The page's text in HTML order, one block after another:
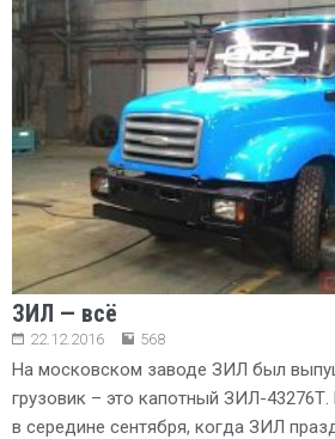
ЗИЛ — всё
22.12.2016 568
На московском заводе ЗИЛ был
грузовик – это капотный ЗИЛ-
в середине сентября, когда ЗИЛ